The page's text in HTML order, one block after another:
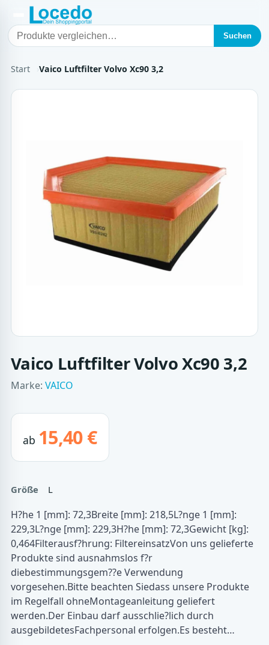
Suchen
Start Vaico Luftfilter Volvo Xc90 3,2
Vaico Luftfilter Volvo Xc90 3,2
Marke: VAICO
ab 15,40 €
Größe L
H?he 1 [mm]: 72,3Breite [mm]: 218,5L?nge 1 [mm]:
229,3L?nge [mm]: 229,3H?he [mm]: 72,3Gewicht [kg]:
0,464Filterausf?hrung: FiltereinsatzVon uns gelieferte
Produkte sind ausnahmslos f?r
diebestimmungsgem??e Verwendung
vorgesehen.Bitte beachten Siedass unsere Produkte
im Regelfall ohneMontageanleitung geliefert
werden.Der Einbau darf ausschlie?lich durch
ausgebildetesFachpersonal erfolgen.Es besteht…